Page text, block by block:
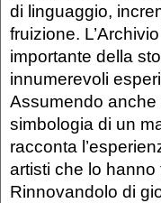
di linguaggio,
fruizione.
importante della
innumerevoli
Assumendo anche
simbologia di un
racconta
artisti che lo
Rinnovandolo di